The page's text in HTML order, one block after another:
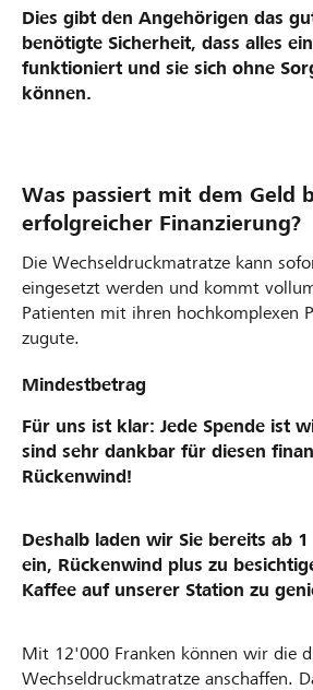
Dies gibt den Angehörigen das
benötigte Sicherheit, dass alles
funktioniert und sie sich ohne
können.
Was passiert mit dem Geld
erfolgreicher Finanzierung?
Die Wechseldruckmatratze kann
eingesetzt werden und kommt
Patienten mit ihren hochkomplexen
zugute.
Mindestbetrag
Für uns ist klar: Jede Spende ist
sind sehr dankbar für diesen
Rückenwind!
Deshalb laden wir Sie bereits ab
ein, Rückenwind plus zu
Kaffee auf unserer Station zu
Mit 12'000 Franken können wir die
Wechseldruckmatratze anschaffen.